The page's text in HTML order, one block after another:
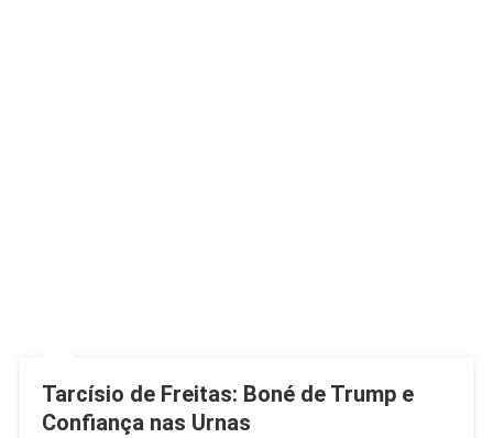
Tarcísio de Freitas: Boné de Trump e
Confiança nas Urnas